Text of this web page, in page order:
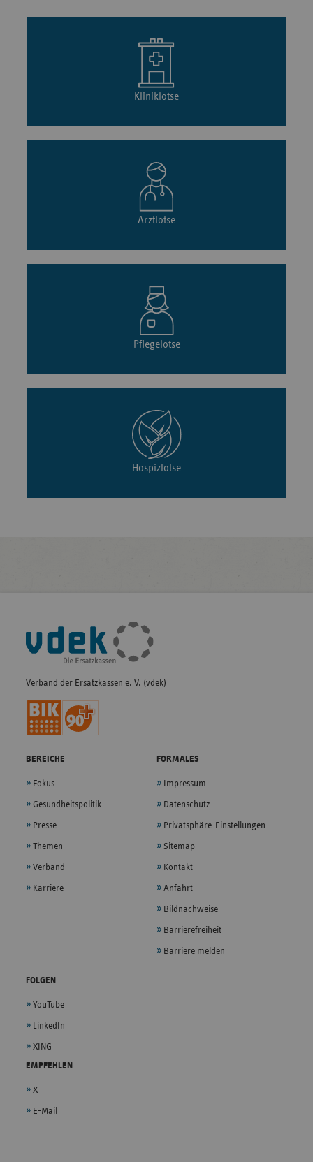
Kliniklotse
Arztlotse
Pflegelotse
Hospizlotse
Fußleisten-
Navigation
Verband der Ersatzkassen e. V. (vdek)
BEREICHE
Fokus
Gesundheitspolitik
Presse
Themen
Verband
Karriere
FORMALES
Impressum
Datenschutz
Privatsphäre-Einstellungen
Sitemap
Kontakt
Anfahrt
Bildnachweise
Barrierefreiheit
Barriere melden
FOLGEN
YouTube
LinkedIn
XING
EMPFEHLEN
X
E-Mail